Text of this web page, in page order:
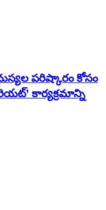
పరిష్కారం కోసం
కార్యక్రమాన్ని